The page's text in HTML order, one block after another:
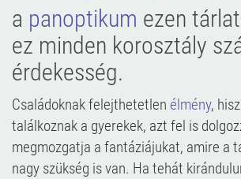
a panoptikum ezen
ez minden korosztály
érdekesség.
Családoknak felejthetetlen élmény,
találkoznak a gyerekek, azt fel is
megmozgatja a fantáziájukat, amire a
nagy szükség is van. Ha tehát